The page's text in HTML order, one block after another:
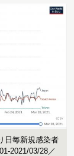
日毎新規感染者
2021/03/28／